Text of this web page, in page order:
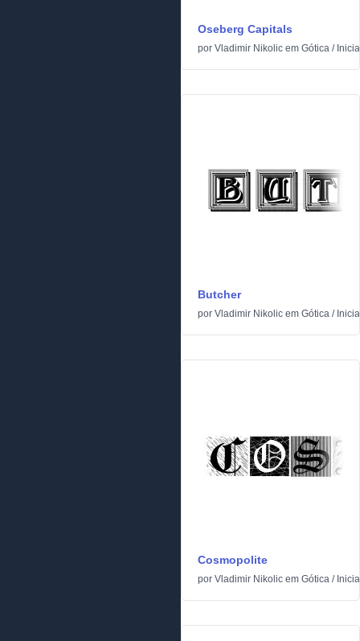
Oseberg Capitals
por Vladimir Nikolic em Gótica /
Butcher
por Vladimir Nikolic em Gótica /
Cosmopolite
por Vladimir Nikolic em Gótica /